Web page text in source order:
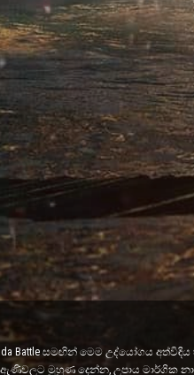
Battle සමඟින් මෙම උද්යෝගය
මුහුණ දෙන්න, උපාය මාර්ගික